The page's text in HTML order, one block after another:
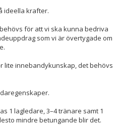
ideella krafter.
för att vi ska kunna bedriva
som vi är övertygade om
lite innebandykunskap, det behövs
1 lagledare, 3–4 tränare samt 1
mindre betungande blir det.